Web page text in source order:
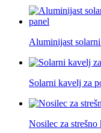
Aluminijast
Solarni kavelj za
Nosilec za